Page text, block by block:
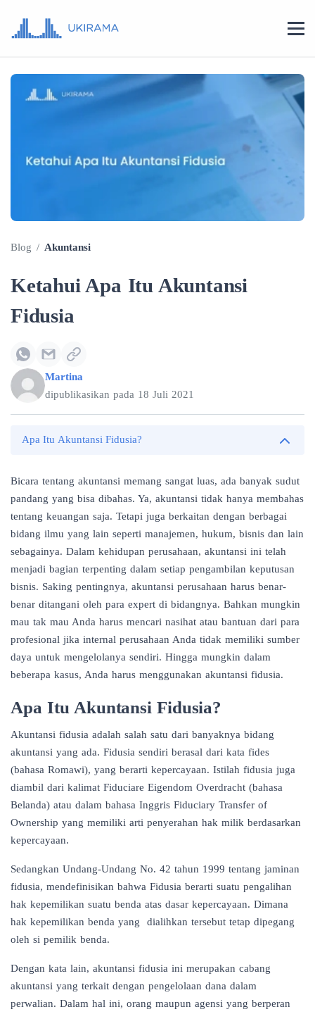
Blog / Akuntansi
Ketahui Apa Itu Akuntansi
Fidusia
Martina
dipublikasikan pada 18 Juli 2021
Apa Itu Akuntansi Fidusia?
Bicara tentang akuntansi memang sangat luas, ada banyak sudut
pandang yang bisa dibahas. Ya, akuntansi tidak hanya membahas
tentang keuangan saja. Tetapi juga berkaitan dengan berbagai
bidang ilmu yang lain seperti manajemen, hukum, bisnis dan lain
sebagainya. Dalam kehidupan perusahaan, akuntansi ini telah
menjadi bagian terpenting dalam setiap pengambilan keputusan
bisnis. Saking pentingnya, akuntansi perusahaan harus benar-
benar ditangani oleh para expert di bidangnya. Bahkan mungkin
mau tak mau Anda harus mencari nasihat atau bantuan dari para
profesional jika internal perusahaan Anda tidak memiliki sumber
daya untuk mengelolanya sendiri. Hingga mungkin dalam
beberapa kasus, Anda harus menggunakan akuntansi fidusia.
Apa Itu Akuntansi Fidusia?
Akuntansi fidusia adalah salah satu dari banyaknya bidang
akuntansi yang ada. Fidusia sendiri berasal dari kata fides
(bahasa Romawi), yang berarti kepercayaan. Istilah fidusia juga
diambil dari kalimat Fiduciare Eigendom Overdracht (bahasa
Belanda) atau dalam bahasa Inggris Fiduciary Transfer of
Ownership yang memiliki arti penyerahan hak milik berdasarkan
kepercayaan.
Sedangkan Undang-Undang No. 42 tahun 1999 tentang jaminan
fidusia, mendefinisikan bahwa Fidusia berarti suatu pengalihan
hak kepemilikan suatu benda atas dasar kepercayaan. Dimana
hak kepemilikan benda yang dialihkan tersebut tetap dipegang
oleh si pemilik benda.
Dengan kata lain, akuntansi fidusia ini merupakan cabang
akuntansi yang terkait dengan pengelolaan dana dalam
perwalian. Dalam hal ini, orang maupun agensi yang berperan